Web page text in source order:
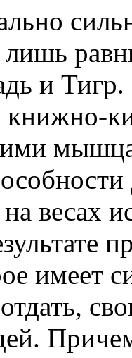
лишь
и Тигр.
книжно-
весах
имеет